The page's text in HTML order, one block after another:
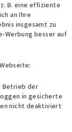
B. eine effiziente
an Ihre
insgesamt zu
Werbung besser auf
Betrieb der
in gesicherte
nicht deaktiviert